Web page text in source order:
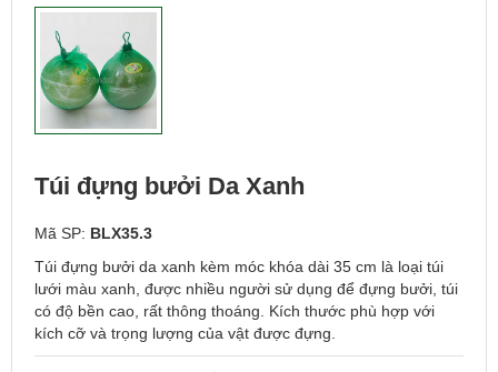
Túi đựng bưởi Da Xanh
Mã SP: BLX35.3
Túi đựng bưởi da xanh kèm móc khóa dài 35 cm là loại túi
lưới màu xanh, được nhiều người sử dụng để đựng bưởi, túi
có độ bền cao, rất thông thoáng. Kích thước phù hợp với
kích cỡ và trọng lượng của vật được đựng.